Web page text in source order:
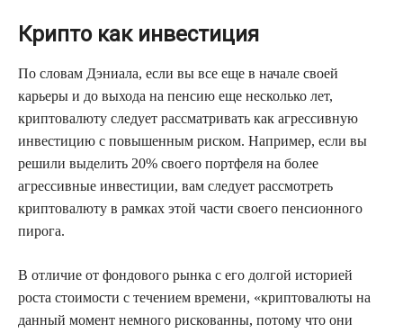
Крипто как инвестиция
По словам Дэниала, если вы все еще в начале своей
карьеры и до выхода на пенсию еще несколько лет,
криптовалюту следует рассматривать как агрессивную
инвестицию с повышенным риском. Например, если вы
решили выделить 20% своего портфеля на более
агрессивные инвестиции, вам следует рассмотреть
криптовалюту в рамках этой части своего пенсионного
пирога.
В отличие от фондового рынка с его долгой историей
роста стоимости с течением времени, «криптовалюты на
данный момент немного рискованны, потому что они